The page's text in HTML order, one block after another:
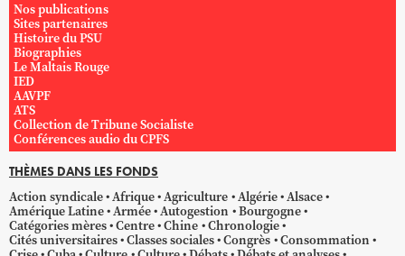
Nos publications
Sites partenaires
Histoire du PSU
Biographies
Le Maltais Rouge
IED
AAVPF
ATS
Collection de Tribune Socialiste
Conférences audio du CPFS
THÈMES DANS LES FONDS
Action syndicale Afrique Agriculture Algérie Alsace
Amérique Latine Armée Autogestion
Bourgogne
Catégories mères Centre Chine Chronologie
Cités universitaires Classes sociales Congrès Consommation